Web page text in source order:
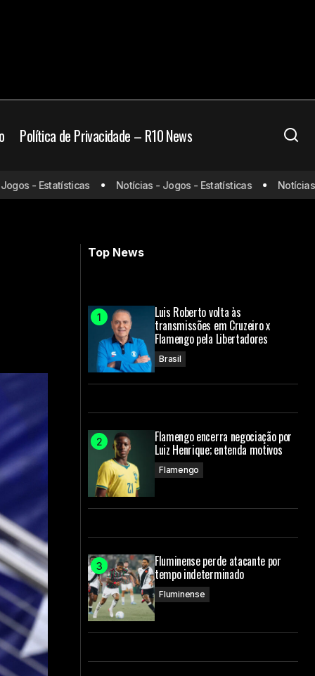
Política de Privacidade – R10 News
e prepara
RB Leipzig fará turnê no Brasil em maio
e enfrentará o Santos
- Estatísticas Notícias - Jogos - Estatísticas Notícias -
Top News
Luis Roberto volta às
transmissões em Cruzeiro x
Flamengo pela Libertadores
Brasil
Flamengo encerra negociação por
Luiz Henrique; entenda motivos
Flamengo
Fluminense perde atacante por
tempo indeterminado
Fluminense